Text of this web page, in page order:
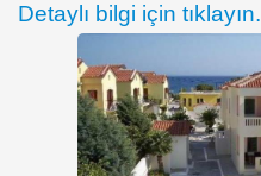
Detaylı bilgi için tıklayın.